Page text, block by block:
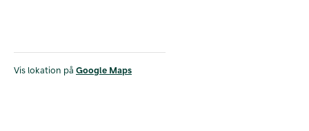
Vis lokation på Google Maps